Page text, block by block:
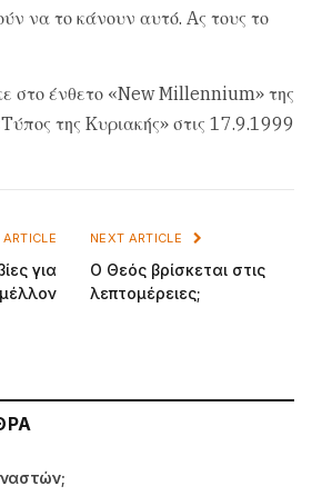
να το κάνουν αυτό. Aς τους το
στο ένθετο «New Millennium» της
της Kυριακής» στις 17.9.1999
για
NEXT ARTICLE
O Θεός βρίσκεται στις
λεπτομέρειες;